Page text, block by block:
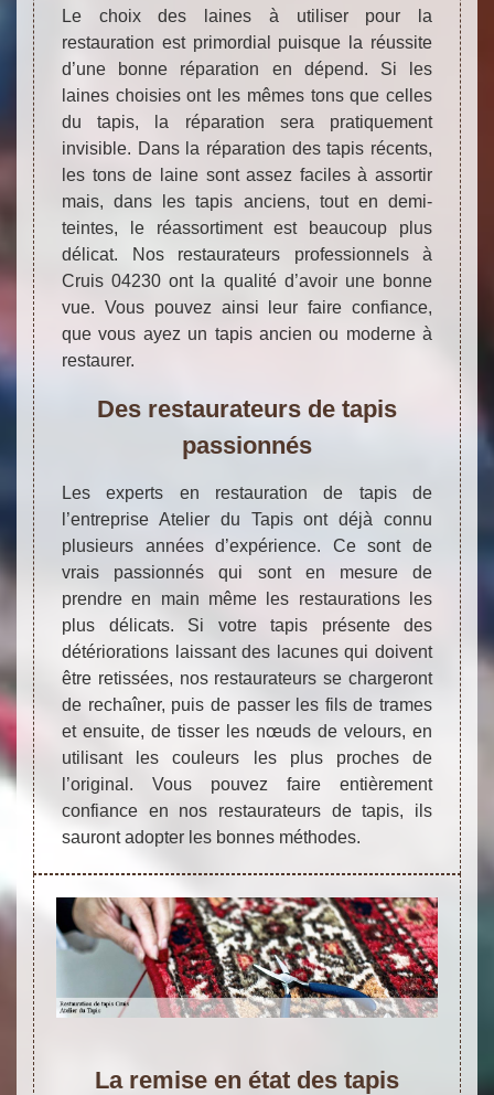
Le choix des laines à utiliser pour la
restauration est primordial puisque la réussite
d’une bonne réparation en dépend. Si les
laines choisies ont les mêmes tons que celles
du tapis, la réparation sera pratiquement
invisible. Dans la réparation des tapis récents,
les tons de laine sont assez faciles à assortir
mais, dans les tapis anciens, tout en demi-
teintes, le réassortiment est beaucoup plus
délicat. Nos restaurateurs professionnels à
Cruis 04230 ont la qualité d’avoir une bonne
vue. Vous pouvez ainsi leur faire confiance,
que vous ayez un tapis ancien ou moderne à
restaurer.
Des restaurateurs de tapis
passionnés
Les experts en restauration de tapis de
l’entreprise Atelier du Tapis ont déjà connu
plusieurs années d’expérience. Ce sont de
vrais passionnés qui sont en mesure de
prendre en main même les restaurations les
plus délicats. Si votre tapis présente des
détériorations laissant des lacunes qui doivent
être retissées, nos restaurateurs se chargeront
de rechaîner, puis de passer les fils de trames
et ensuite, de tisser les nœuds de velours, en
utilisant les couleurs les plus proches de
l’original. Vous pouvez faire entièrement
confiance en nos restaurateurs de tapis, ils
sauront adopter les bonnes méthodes.
La remise en état des tapis